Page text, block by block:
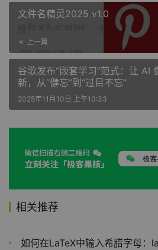
文件名精灵2025 v1.0
上一篇
谷歌发布“嵌套学习”范式：让 AI
新，从“健忘”到“过目不忘”
2025年11月10日 上午10:33
相关推荐
如何在LaTeX中输入希腊字母：latex希